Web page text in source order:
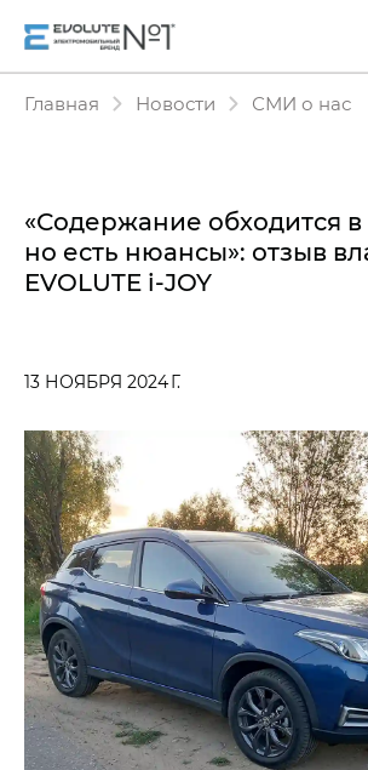
Главная Новости СМИ о нас
«Содержание обходится
но есть нюансы»: отзыв
EVOLUTE i-JOY
13 НОЯБРЯ 2024 Г.